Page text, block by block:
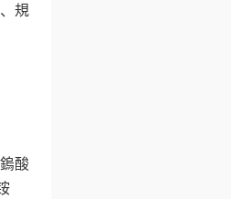
規
酸